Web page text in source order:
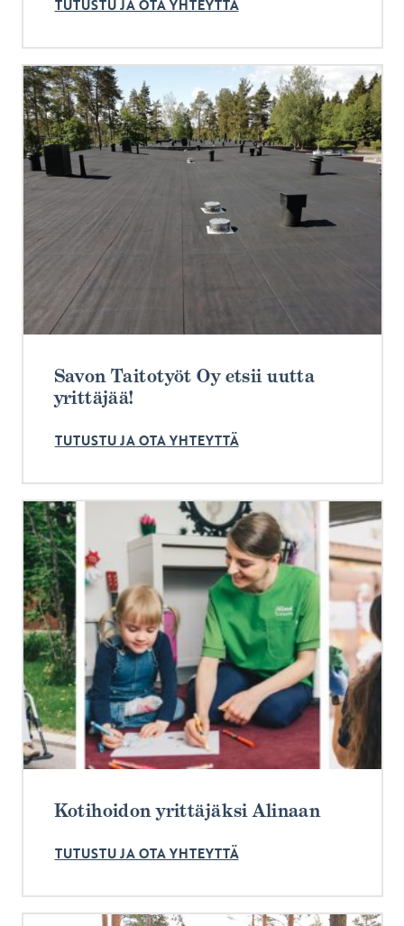
TUTUSTU JA OTA YHTEYTTÄ
Savon Taitotyöt Oy etsii uutta
yrittäjää!
TUTUSTU JA OTA YHTEYTTÄ
Kotihoidon yrittäjäksi Alinaan
TUTUSTU JA OTA YHTEYTTÄ